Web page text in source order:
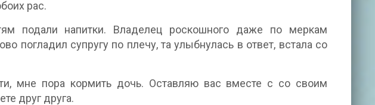
рас.
подали напитки. Владелец роскошного даже по меркам
погладил супругу по плечу, та улыбнулась в ответ, встала со
мне пора кормить дочь. Оставляю вас вместе с со своим
друг друга.